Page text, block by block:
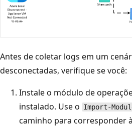
Antes de coletar logs em um
desconectadas, verifique se você:
Instale o módulo de
instalado. Use o Import-
caminho para corresponder